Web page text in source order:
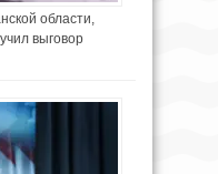
области,
выговор